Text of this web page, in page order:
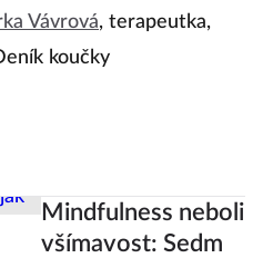
Vávrová, terapeutka,
koučky
Mindfulness neboli
všímavost: Sedm